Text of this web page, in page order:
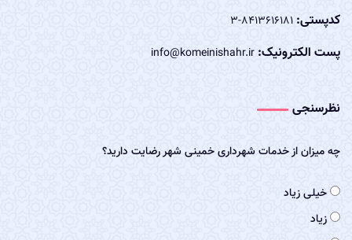
کدپستی: 8413616181-3
پست الکترونیک: info@komeinishahr.ir
نظرسنجی
چه میزان از خدمات شهرداری خمینی شهر رضایت دارید؟
خیلی زیاد
زیاد